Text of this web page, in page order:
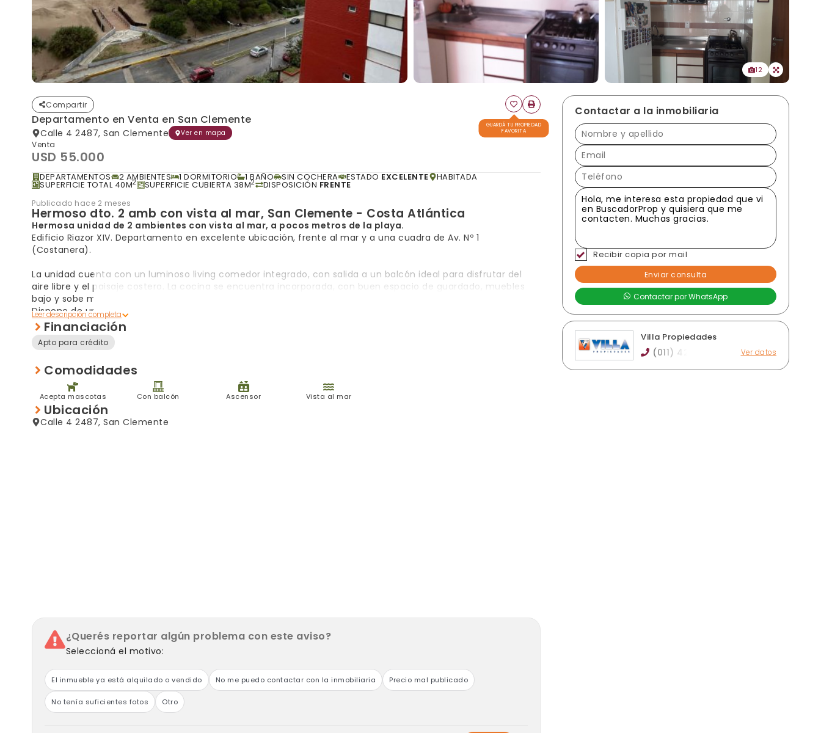
12
Compartir
GUARDÁ TU PROPIEDAD
FAVORITA
Departamento en Venta en San Clemente
Calle 4 2487, San Clemente Ver en mapa
Venta
USD 55.000
DEPARTAMENTOS 2 AMBIENTES 1 DORMITORIO 1 BAÑO SIN COCHERA ESTADO EXCELENTE HABITADA
SUPERFICIE TOTAL 40M2 SUPERFICIE CUBIERTA 38M2 DISPOSICIÓN FRENTE
Publicado hace 2 meses
Hermoso dto. 2 amb con vista al mar, San Clemente - Costa Atlántica
Hermosa unidad de 2 ambientes con vista al mar, a pocos metros de la playa.
Edificio Riazor XIV. Departamento en excelente ubicación, frente al mar y a una cuadra de Av. Nº 1
(Costanera).
La unidad cuenta con un luminoso living comedor integrado, con salida a un balcón ideal para disfrutar del
aire libre y el paisaje costero. La cocina se encuentra incorporada, con buen espacio de guardado, muebles
bajo y sobe mesada.
Dispone de un cómodo dormitorio con placard y excelente iluminación natural. Baño completo en muy buen
estado.
Una propiedad ideal tanto para vivienda permanente, como para disfrutar de escapadas frente al mar o como
y comercios.
Financiación
Apto para crédito
Comodidades
Acepta mascotas Con balcón Ascensor Vista al mar
Ubicación
Calle 4 2487, San Clemente
¿Querés reportar algún problema con este aviso?
Seleccioná el motivo:
El inmueble ya está alquilado o vendido No me puedo contactar con la inmobiliaria Precio mal publicado
No tenía suficientes fotos Otro
Contactar a la inmobiliaria
Recibir copia por mail
Villa Propiedades
(011) 42 Ver datos
villapropiedades@gmail.com